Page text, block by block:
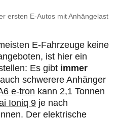
ersten E-Autos mit Anhängelast
E-Fahrzeuge keine
ist hier ein
Es gibt immer
schwerere Anhänger
e-tron kann 2,1 Tonnen
Ioniq 9 je nach
Der elektrische